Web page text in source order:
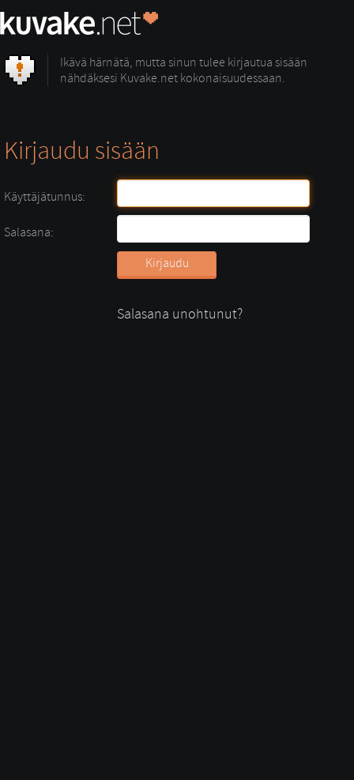
Ikävä härnätä, mutta sinun tulee kirjautua sisään
nähdäksesi Kuvake.net kokonaisuudessaan.
Kirjaudu sisään
Käyttäjätunnus:
Salasana:
Salasana unohtunut?